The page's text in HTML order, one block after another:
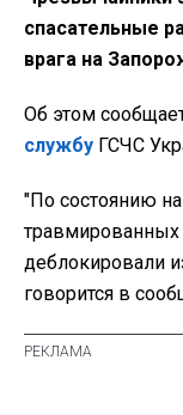
спасательные
врага на
Об этом
службу ГСЧС
"По состоянию
травмированных
деблокировали
говорится в